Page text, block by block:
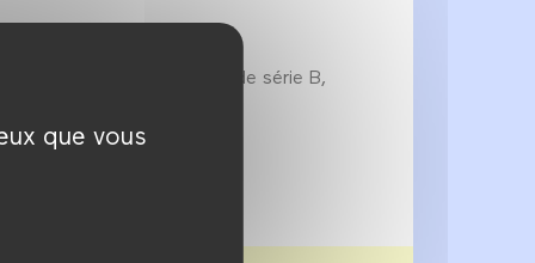
que vous
sa virilité. Efficace artisan de série B,